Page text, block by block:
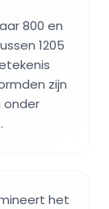
800 en
1205
zijn
onder
het